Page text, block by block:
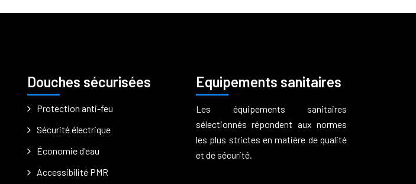
Douches sécurisées
Protection anti-feu
Sécurité électrique
Économie d'eau
Accessibilité PMR
Equipements sanitaires
Les équipements sanitaires
sélectionnés répondent aux normes
les plus strictes en matière de qualité
et de sécurité.